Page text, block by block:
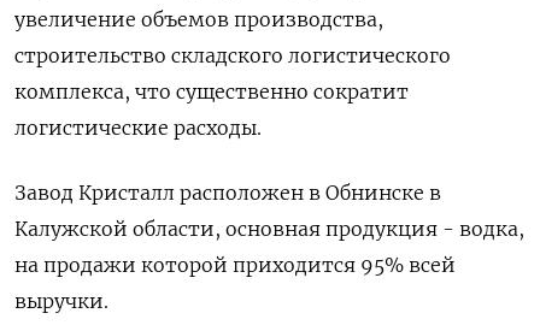
увеличение объемов производства,
строительство складского логистического
комплекса, что существенно сократит
логистические расходы.
Завод Кристалл расположен в Обнинске в
Калужской области, основная продукция - водка,
на продажи которой приходится 95% всей
выручки.